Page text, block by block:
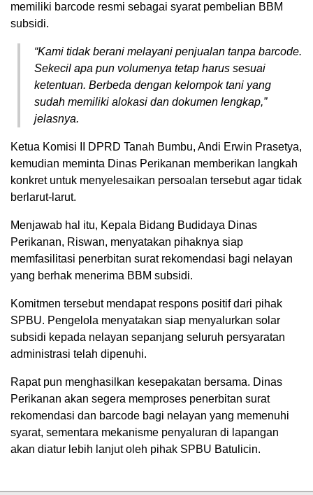
memiliki barcode resmi sebagai syarat pembelian BBM
subsidi.
“Kami tidak berani melayani penjualan tanpa barcode.
Sekecil apa pun volumenya tetap harus sesuai
ketentuan. Berbeda dengan kelompok tani yang
sudah memiliki alokasi dan dokumen lengkap,”
jelasnya.
Ketua Komisi II DPRD Tanah Bumbu, Andi Erwin Prasetya,
kemudian meminta Dinas Perikanan memberikan langkah
konkret untuk menyelesaikan persoalan tersebut agar tidak
berlarut-larut.
Menjawab hal itu, Kepala Bidang Budidaya Dinas
Perikanan, Riswan, menyatakan pihaknya siap
memfasilitasi penerbitan surat rekomendasi bagi nelayan
yang berhak menerima BBM subsidi.
Komitmen tersebut mendapat respons positif dari pihak
SPBU. Pengelola menyatakan siap menyalurkan solar
subsidi kepada nelayan sepanjang seluruh persyaratan
administrasi telah dipenuhi.
Rapat pun menghasilkan kesepakatan bersama. Dinas
Perikanan akan segera memproses penerbitan surat
rekomendasi dan barcode bagi nelayan yang memenuhi
syarat, sementara mekanisme penyaluran di lapangan
akan diatur lebih lanjut oleh pihak SPBU Batulicin.